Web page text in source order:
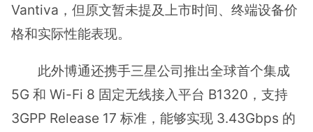
Vantiva，但原文暂未提及上市时间、终端设备价
格和实际性能表现。
此外博通还携手三星公司推出全球首个集成
5G 和 Wi-Fi 8 固定无线接入平台 B1320，支持
3GPP Release 17 标准，能够实现 3.43Gbps 的